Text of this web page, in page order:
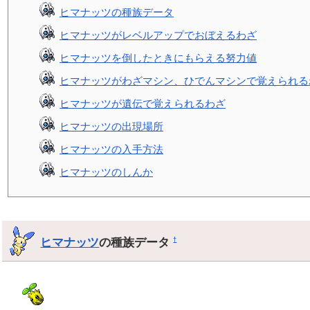
ヒマナッツの種族データ
ヒマナッツがレベルアップでおぼえるわざ
ヒマナッツを倒したときにもらえる努力値
ヒマナッツがわざマシン、ひでんマシンで覚えられ
ヒマナッツが遺伝で覚えられるわざ
ヒマナッツの出現場所
ヒマナッツの入手方法
ヒマナッツのしんか
ヒマナッツの種族データ†